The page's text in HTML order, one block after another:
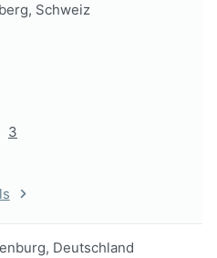
Schweiz
3
Deutschland